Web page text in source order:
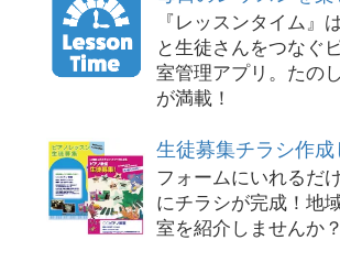
『レッスンタイム』
と生徒さんをつなぐ
室管理アプリ。たの
が満載！
生徒募集チラシ作成
フォームにいれるだ
にチラシが完成！地
室を紹介しませんか？